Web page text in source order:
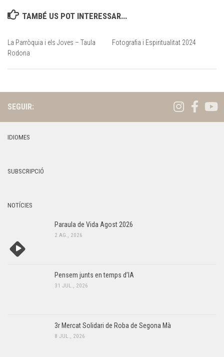
TAMBÉ US POT INTERESSAR...
La Parròquia i els Joves – Taula
Rodona
Fotografia i Espiritualitat 2024
SEGUIR:
IDIOMES
SUBSCRIPCIÓ
NOTÍCIES
Paraula de Vida Agost 2026
2 AG., 2026
Pensem junts en temps d’IA
31 JUL., 2026
3r Mercat Solidari de Roba de Segona Mà
8 JUL., 2026